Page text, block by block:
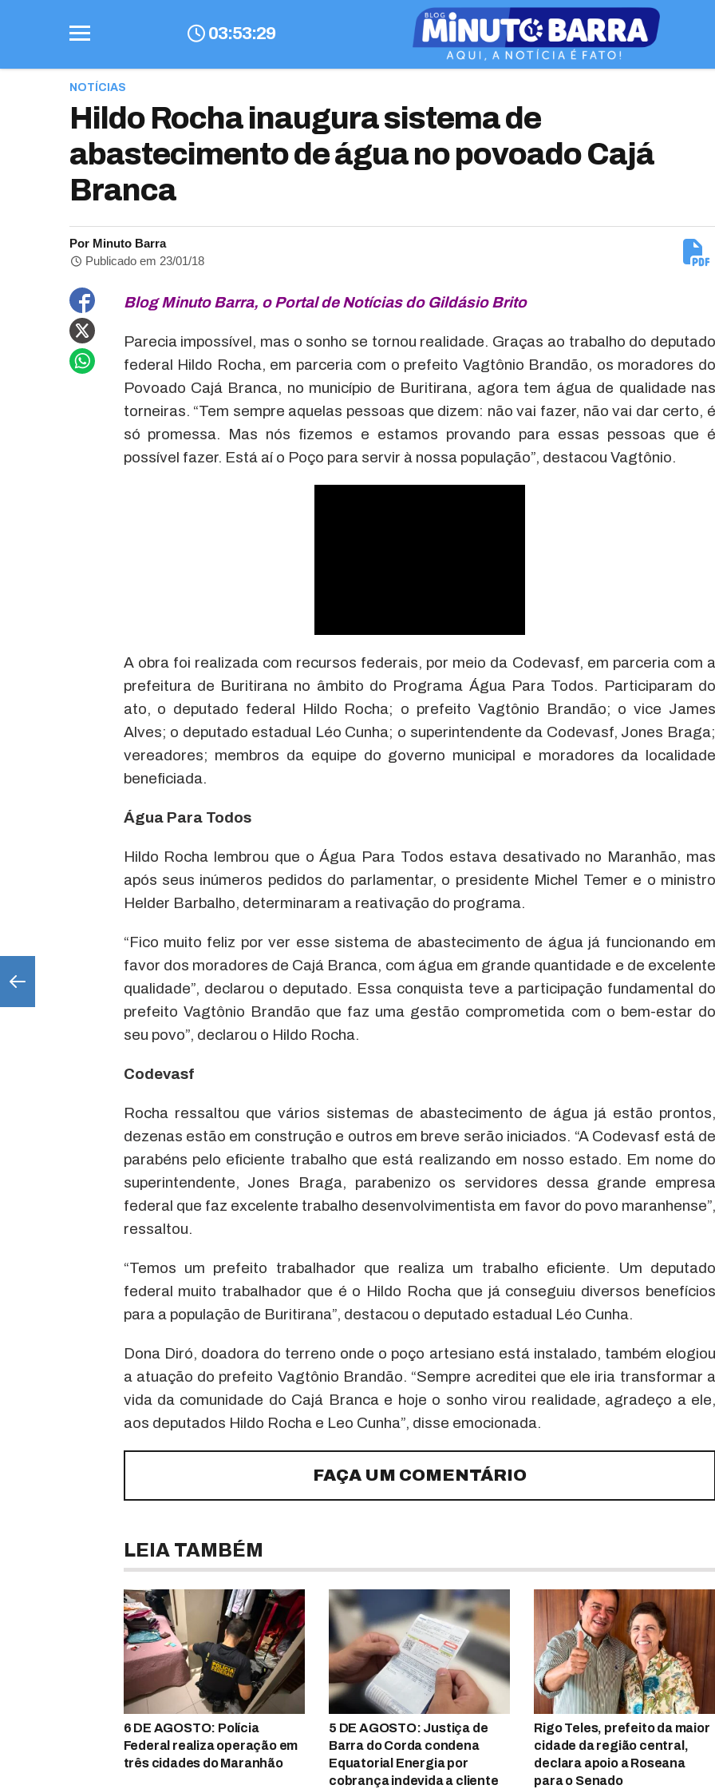
03:53:30
NOTÍCIAS
Hildo Rocha inaugura sistema de
abastecimento de água no povoado Cajá
Branca
Por Minuto Barra
Publicado em 23/01/18
Blog Minuto Barra, o Portal de Notícias do Gildásio Brito
Parecia impossível, mas o sonho se tornou realidade. Graças ao trabalho do deputado
federal Hildo Rocha, em parceria com o prefeito Vagtônio Brandão, os moradores do
Povoado Cajá Branca, no município de Buritirana, agora tem água de qualidade nas
torneiras. “Tem sempre aquelas pessoas que dizem: não vai fazer, não vai dar certo, é
só promessa. Mas nós fizemos e estamos provando para essas pessoas que é
possível fazer. Está aí o Poço para servir à nossa população”, destacou Vagtônio.
A obra foi realizada com recursos federais, por meio da Codevasf, em parceria com a
prefeitura de Buritirana no âmbito do Programa Água Para Todos. Participaram do
ato, o deputado federal Hildo Rocha; o prefeito Vagtônio Brandão; o vice James
Alves; o deputado estadual Léo Cunha; o superintendente da Codevasf, Jones Braga;
vereadores; membros da equipe do governo municipal e moradores da localidade
beneficiada.
Água Para Todos
Hildo Rocha lembrou que o Água Para Todos estava desativado no Maranhão, mas
após seus inúmeros pedidos do parlamentar, o presidente Michel Temer e o ministro
Helder Barbalho, determinaram a reativação do programa.
“Fico muito feliz por ver esse sistema de abastecimento de água já funcionando em
favor dos moradores de Cajá Branca, com água em grande quantidade e de excelente
qualidade”, declarou o deputado. Essa conquista teve a participação fundamental do
prefeito Vagtônio Brandão que faz uma gestão comprometida com o bem-estar do
seu povo”, declarou o Hildo Rocha.
Codevasf
Rocha ressaltou que vários sistemas de abastecimento de água já estão prontos,
dezenas estão em construção e outros em breve serão iniciados. “A Codevasf está de
parabéns pelo eficiente trabalho que está realizando em nosso estado. Em nome do
superintendente, Jones Braga, parabenizo os servidores dessa grande empresa
federal que faz excelente trabalho desenvolvimentista em favor do povo maranhense”,
ressaltou.
“Temos um prefeito trabalhador que realiza um trabalho eficiente. Um deputado
federal muito trabalhador que é o Hildo Rocha que já conseguiu diversos benefícios
para a população de Buritirana”, destacou o deputado estadual Léo Cunha.
Dona Diró, doadora do terreno onde o poço artesiano está instalado, também elogiou
a atuação do prefeito Vagtônio Brandão. “Sempre acreditei que ele iria transformar a
vida da comunidade do Cajá Branca e hoje o sonho virou realidade, agradeço a ele,
aos deputados Hildo Rocha e Leo Cunha”, disse emocionada.
FAÇA UM COMENTÁRIO
LEIA TAMBÉM
6 DE AGOSTO: Polícia
Federal realiza operação em
três cidades do Maranhão
5 DE AGOSTO: Justiça de
Barra do Corda condena
Equatorial Energia por
cobrança indevida a cliente
Rigo Teles, prefeito da maior
cidade da região central,
declara apoio a Roseana
para o Senado